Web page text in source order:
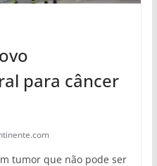
para câncer
tumor que não pode ser